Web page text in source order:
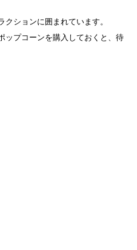
クションに囲まれています。
ップコーンを購入しておくと、待